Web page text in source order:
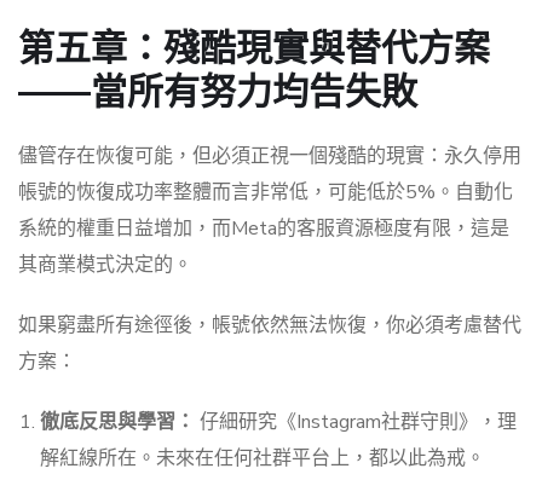
第五章：殘酷現實與替代方案
——當所有努力均告失敗
儘管存在恢復可能，但必須正視一個殘酷的現實：永久停用
帳號的恢復成功率整體而言非常低，可能低於5%。自動化
系統的權重日益增加，而Meta的客服資源極度有限，這是
其商業模式決定的。
如果窮盡所有途徑後，帳號依然無法恢復，你必須考慮替代
方案：
徹底反思與學習： 仔細研究《Instagram社群守則》，理
解紅線所在。未來在任何社群平台上，都以此為戒。